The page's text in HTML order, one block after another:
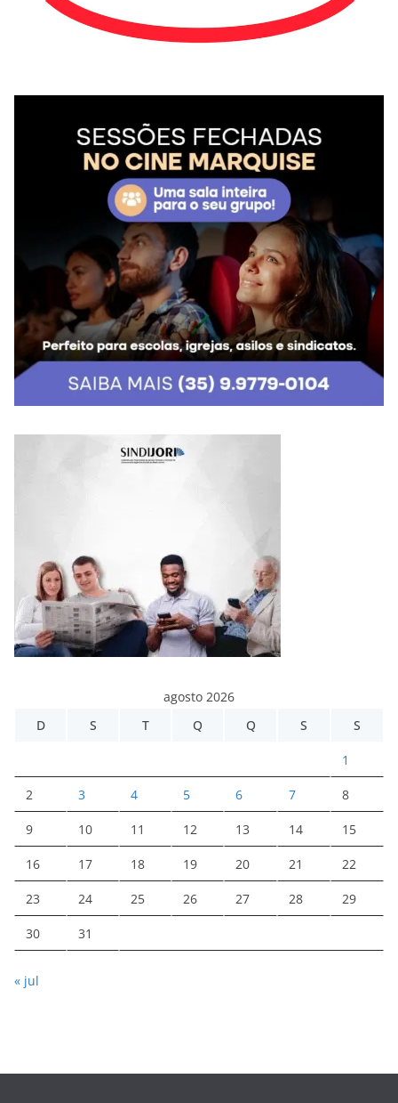
agosto 2026
D
S T Q Q S S
1
2 3 4 5 6 7 8
9 10 11 12 13 14 15
16 17 18 19 20 21 22
23 24 25 26 27 28 29
30 31
« jul